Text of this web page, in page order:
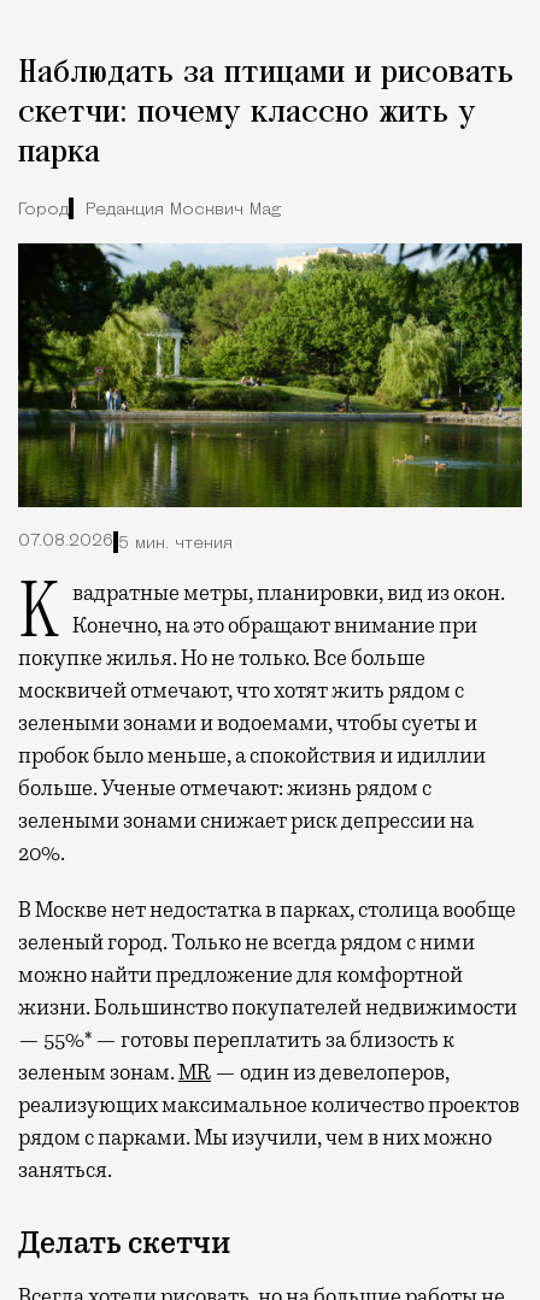
Наблюдать за птицами и рисовать
скетчи: почему классно жить у
парка
Город Редакция Москвич Mag
07.08.2026 5 мин. чтения
Квадратные метры, планировки, вид из окон. Конечно, на это обращают внимание при
покупке жилья. Но не только. Все больше
москвичей отмечают, что хотят жить рядом с
зелеными зонами и водоемами, чтобы суеты и
пробок было меньше, а спокойствия и идиллии
больше. Ученые отмечают: жизнь рядом с
зелеными зонами снижает риск депрессии на
20%.
В Москве нет недостатка в парках, столица вообще
зеленый город. Только не всегда рядом с ними
можно найти предложение для комфортной
жизни. Большинство покупателей недвижимости
— 55%* — готовы переплатить за близость к
зеленым зонам.MR — один из девелоперов,
реализующих максимальное количество проектов
рядом с парками. Мы изучили, чем в них можно
заняться.
Делать скетчи